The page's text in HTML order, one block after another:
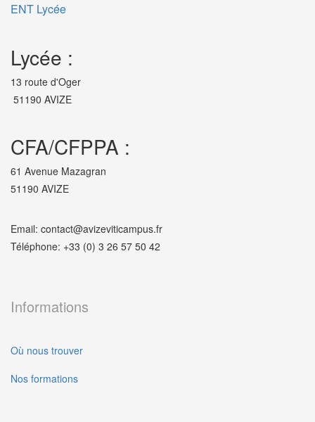
ENT Lycée
Lycée :
13 route d'Oger
51190 AVIZE
CFA/CFPPA :
61 Avenue Mazagran
51190 AVIZE
Email: contact@avizeviticampus.fr
Téléphone: +33 (0) 3 26 57 50 42
Informations
Où nous trouver
Nos formations